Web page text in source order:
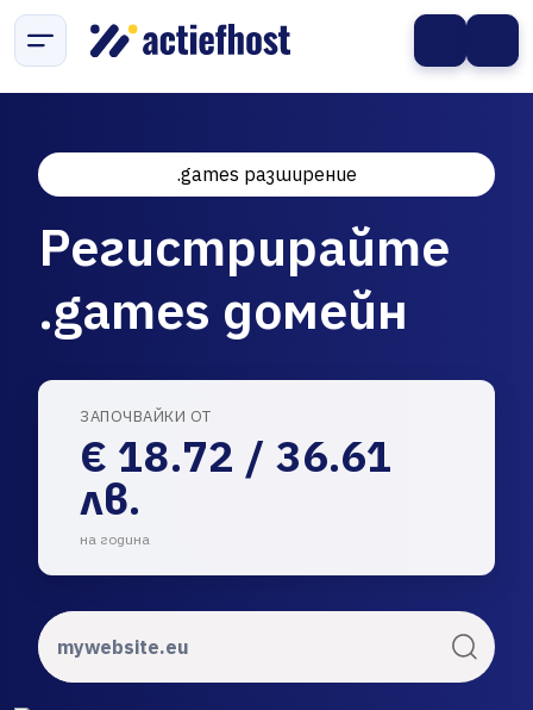
.games разширение
Регистрирайте
.games домейн
ЗАПОЧВАЙКИ ОТ
€ 18.72 / 36.61
лв.
на година